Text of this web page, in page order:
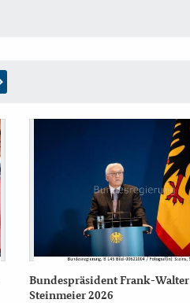
Bundespräsident Frank-Walter
Steinmeier 2026